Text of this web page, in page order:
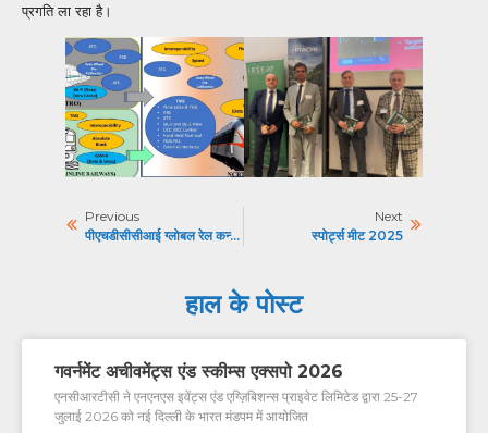
प्रगति ला रहा है।
Previous
पीएचडीसीसीआई ग्लोबल रेल कन्वेंशन
Next
स्पोर्ट्स मीट 2025
हाल के पोस्ट
गवर्नमेंट अचीवमेंट्स एंड स्कीम्स एक्सपो 2026
एनसीआरटीसी ने एनएनएस इवेंट्स एंड एग्ज़िबिशन्स प्राइवेट लिमिटेड द्वारा 25-27
जुलाई 2026 को नई दिल्ली के भारत मंडपम में आयोजित